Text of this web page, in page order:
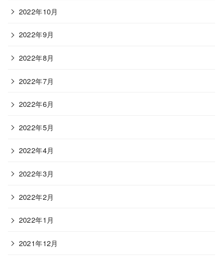
2022年10月
2022年9月
2022年8月
2022年7月
2022年6月
2022年5月
2022年4月
2022年3月
2022年2月
2022年1月
2021年12月